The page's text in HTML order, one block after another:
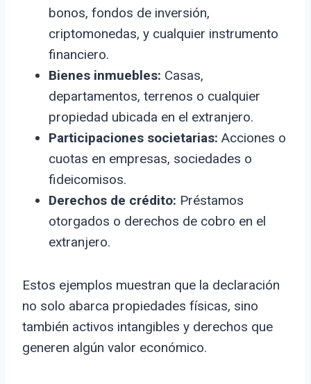
bonos, fondos de inversión,
criptomonedas, y cualquier instrumento
financiero.
Bienes inmuebles: Casas,
departamentos, terrenos o cualquier
propiedad ubicada en el extranjero.
Participaciones societarias: Acciones o
cuotas en empresas, sociedades o
fideicomisos.
Derechos de crédito: Préstamos
otorgados o derechos de cobro en el
extranjero.
Estos ejemplos muestran que la declaración
no solo abarca propiedades físicas, sino
también activos intangibles y derechos que
generen algún valor económico.